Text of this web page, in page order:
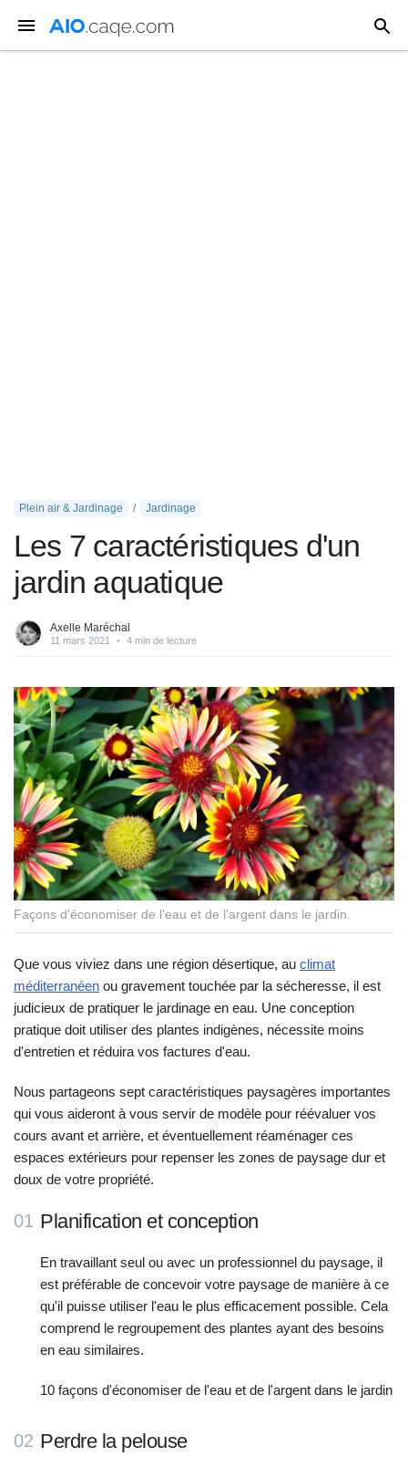
Plein air & Jardinage Jardinage
Les 7 caractéristiques d'un
jardin aquatique
Axelle Maréchal
11 mars 2021 • 4 min de lecture
Façons d'économiser de l'eau et de l'argent dans le jardin.
Que vous viviez dans une région désertique, au climat
méditerranéen ou gravement touchée par la sécheresse, il est
judicieux de pratiquer le jardinage en eau. Une conception
pratique doit utiliser des plantes indigènes, nécessite moins
d'entretien et réduira vos factures d'eau.
Nous partageons sept caractéristiques paysagères importantes
qui vous aideront à vous servir de modèle pour réévaluer vos
cours avant et arrière, et éventuellement réaménager ces
espaces extérieurs pour repenser les zones de paysage dur et
doux de votre propriété.
01 Planification et conception
En travaillant seul ou avec un professionnel du paysage, il
est préférable de concevoir votre paysage de manière à ce
qu'il puisse utiliser l'eau le plus efficacement possible. Cela
comprend le regroupement des plantes ayant des besoins
en eau similaires.
10 façons d'économiser de l'eau et de l'argent dans le jardin
02 Perdre la pelouse